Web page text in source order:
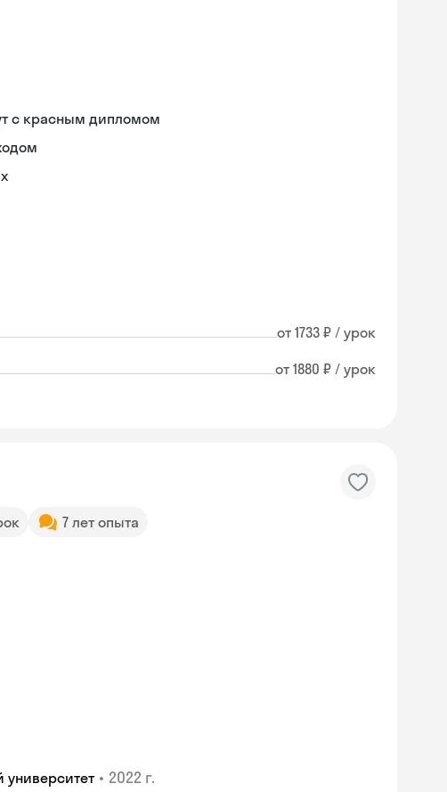
с красным дипломом
от 1733 ₽ / урок
от 1880 ₽ / урок
7 лет опыта
университет • 2022 г.